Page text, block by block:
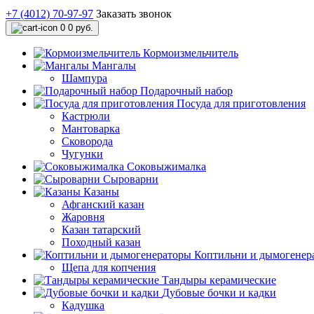
+7 (4012) 70-97-97 Заказать звонок
0 0 руб.
Кормоизмельчитель
Мангалы
Шампура
Подарочный набор
Посуда для приготовления
Кастрюли
Мантоварка
Сковорода
Чугунки
Соковыжималка
Сыроварни
Казаны
Афганский казан
Жаровня
Казан татарский
Походный казан
Коптильни и
Щепа для копчения
Тандыры керамические
Дубовые бочки и кадки
Кадушка